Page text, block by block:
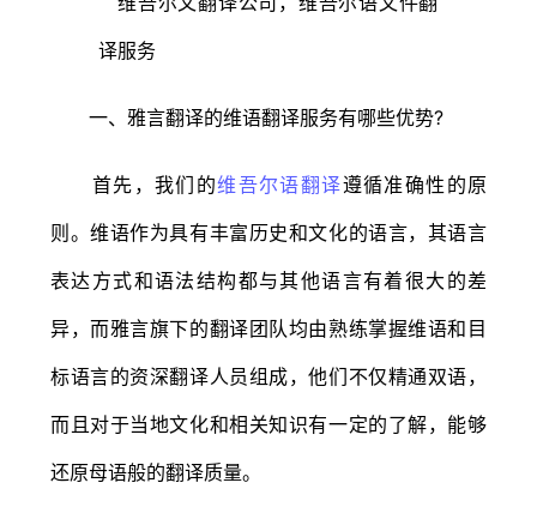
一、雅言翻译的维语翻译服务有哪些优势?
首先，我们的维吾尔语翻译遵循准确性的原
则。维语作为具有丰富历史和文化的语言，其语言
表达方式和语法结构都与其他语言有着很大的差
异，而雅言旗下的翻译团队均由熟练掌握维语和目
标语言的资深翻译人员组成，他们不仅精通双语，
而且对于当地文化和相关知识有一定的了解，能够
还原母语般的翻译质量。